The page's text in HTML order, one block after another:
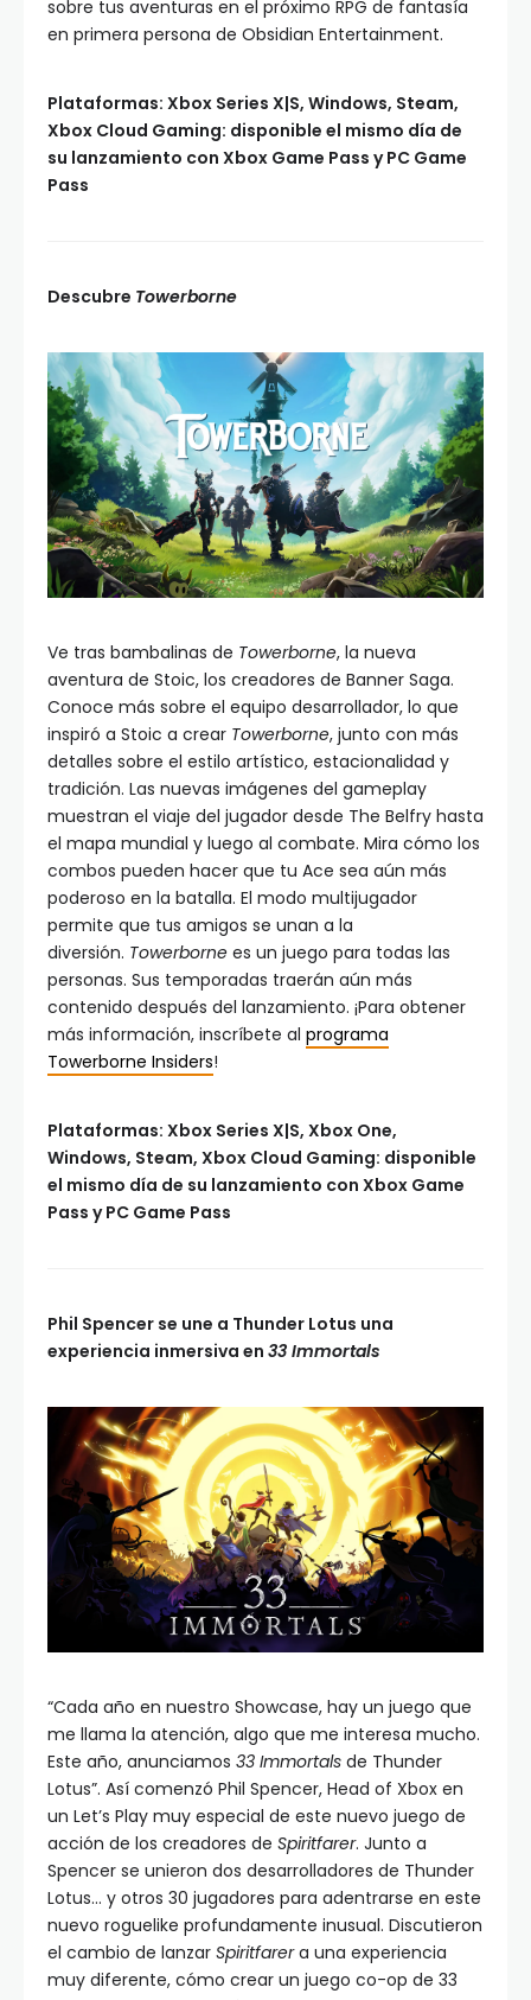
sobre tus aventuras en el próximo RPG de fantasía
en primera persona de Obsidian Entertainment.
Plataformas: Xbox Series X|S, Windows, Steam,
Xbox Cloud Gaming: disponible el mismo día de
su lanzamiento con Xbox Game Pass y PC Game
Pass
Descubre Towerborne
Ve tras bambalinas de Towerborne, la nueva
aventura de Stoic, los creadores de Banner Saga.
Conoce más sobre el equipo desarrollador, lo que
inspiró a Stoic a crear Towerborne, junto con más
detalles sobre el estilo artístico, estacionalidad y
tradición. Las nuevas imágenes del gameplay
muestran el viaje del jugador desde The Belfry hasta
el mapa mundial y luego al combate. Mira cómo los
combos pueden hacer que tu Ace sea aún más
poderoso en la batalla. El modo multijugador
permite que tus amigos se unan a la
diversión. Towerborne es un juego para todas las
personas. Sus temporadas traerán aún más
contenido después del lanzamiento. ¡Para obtener
más información, inscríbete al programa
Towerborne Insiders!
Plataformas: Xbox Series X|S, Xbox One,
Windows, Steam, Xbox Cloud Gaming: disponible
el mismo día de su lanzamiento con Xbox Game
Pass y PC Game Pass
Phil Spencer se une a Thunder Lotus una
experiencia inmersiva en 33 Immortals
“Cada año en nuestro Showcase, hay un juego que
me llama la atención, algo que me interesa mucho.
Este año, anunciamos 33 Immortals de Thunder
Lotus”. Así comenzó Phil Spencer, Head of Xbox en
un Let’s Play muy especial de este nuevo juego de
acción de los creadores de Spiritfarer. Junto a
Spencer se unieron dos desarrolladores de Thunder
Lotus… y otros 30 jugadores para adentrarse en este
nuevo roguelike profundamente inusual. Discutieron
el cambio de lanzar Spiritfarera una experiencia
muy diferente, cómo crear un juego co-op de 33